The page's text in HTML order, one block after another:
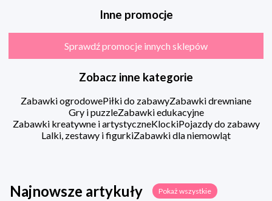
Inne promocje
Sprawdź promocje innych sklepów
Zobacz inne kategorie
Zabawki ogrodowePiłki do zabawyZabawki drewniane
Gry i puzzleZabawki edukacyjne
Zabawki kreatywne i artystyczneKlockiPojazdy do zabawy
Lalki, zestawy i figurkiZabawki dla niemowląt
Najnowsze artykuły Pokaż wszystkie